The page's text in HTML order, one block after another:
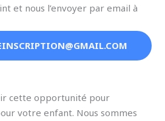
et nous l’envoyer par email à
cette opportunité pour
votre enfant. Nous sommes